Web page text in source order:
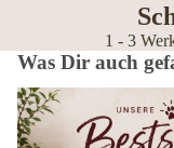
1 - 3
Was Dir auch
Bestseller – die
für Hundebesitzer